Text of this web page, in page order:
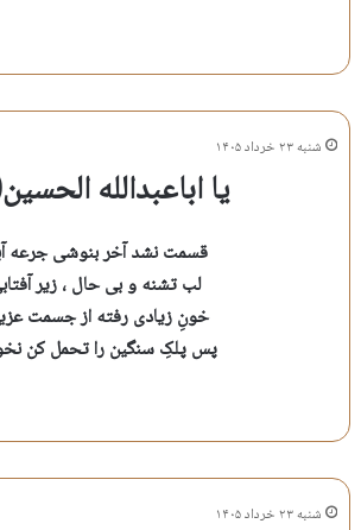
شنبه ۲۳ خرداد ۱۴۰۵
یا اباعبدالله
قسمت نشد آخر بنوشی جرعه
لب تشنه و بی حال ، زیر
خونِ زیادی رفته از جسمت
پس پلکِ سنگین را تحمل کن
شنبه ۲۳ خرداد ۱۴۰۵